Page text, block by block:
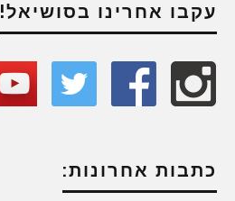
עקבו אחרינו בסושיאל!
כתבות אחרונות: